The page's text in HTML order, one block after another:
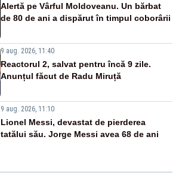
Alertă pe Vârful Moldoveanu. Un bărbat
de 80 de ani a dispărut în timpul coborârii
9 aug. 2026, 11:40
Reactorul 2, salvat pentru încă 9 zile.
Anunțul făcut de Radu Miruță
9 aug. 2026, 11:10
Lionel Messi, devastat de pierderea
tatălui său. Jorge Messi avea 68 de ani